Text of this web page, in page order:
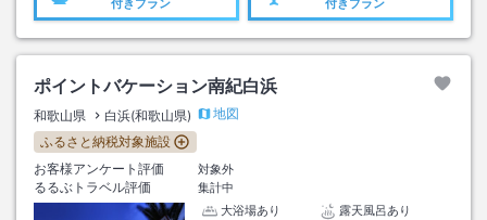
付きプラン 付きプラン
ポイントバケーション南紀白浜
和歌山県 白浜(和歌山県)
地図
ふるさと納税対象施設
お客様アンケート評価
対象外
るるぶトラベル評価
集計中
大浴場あり
露天風呂あり